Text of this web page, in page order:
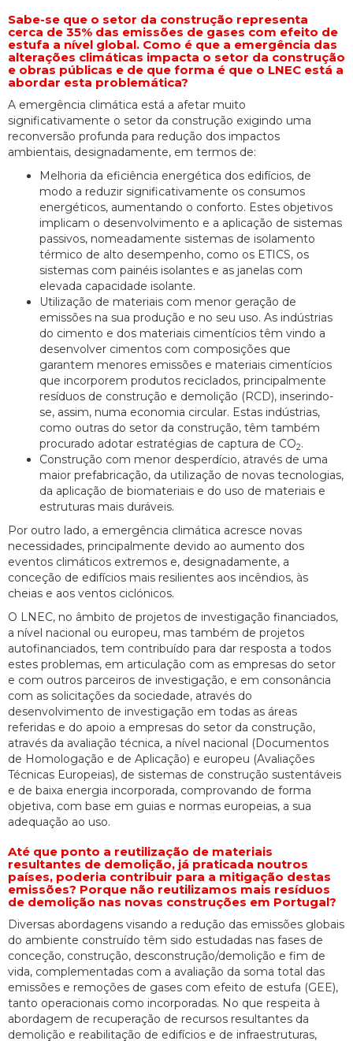
Sabe-se que o setor da construção representa
cerca de 35% das emissões de gases com efeito de
estufa a nível global. Como é que a emergência das
alterações climáticas impacta o setor da construção
e obras públicas e de que forma é que o LNEC está a
abordar esta problemática?
A emergência climática está a afetar muito
significativamente o setor da construção exigindo uma
reconversão profunda para redução dos impactos
ambientais, designadamente, em termos de:
Melhoria da eficiência energética dos edifícios, de
modo a reduzir significativamente os consumos
energéticos, aumentando o conforto. Estes objetivos
implicam o desenvolvimento e a aplicação de sistemas
passivos, nomeadamente sistemas de isolamento
térmico de alto desempenho, como os ETICS, os
sistemas com painéis isolantes e as janelas com
elevada capacidade isolante.
Utilização de materiais com menor geração de
emissões na sua produção e no seu uso. As indústrias
do cimento e dos materiais cimentícios têm vindo a
desenvolver cimentos com composições que
garantem menores emissões e materiais cimentícios
que incorporem produtos reciclados, principalmente
resíduos de construção e demolição (RCD), inserindo-
se, assim, numa economia circular. Estas indústrias,
como outras do setor da construção, têm também
procurado adotar estratégias de captura de CO2.
Construção com menor desperdício, através de uma
maior prefabricação, da utilização de novas tecnologias,
da aplicação de biomateriais e do uso de materiais e
estruturas mais duráveis.
Por outro lado, a emergência climática acresce novas
necessidades, principalmente devido ao aumento dos
eventos climáticos extremos e, designadamente, a
conceção de edifícios mais resilientes aos incêndios, às
cheias e aos ventos ciclónicos.
O LNEC, no âmbito de projetos de investigação financiados,
a nível nacional ou europeu, mas também de projetos
autofinanciados, tem contribuído para dar resposta a todos
estes problemas, em articulação com as empresas do setor
e com outros parceiros de investigação, e em consonância
com as solicitações da sociedade, através do
desenvolvimento de investigação em todas as áreas
referidas e do apoio a empresas do setor da construção,
através da avaliação técnica, a nível nacional (Documentos
de Homologação e de Aplicação) e europeu (Avaliações
Técnicas Europeias), de sistemas de construção sustentáveis
e de baixa energia incorporada, comprovando de forma
objetiva, com base em guias e normas europeias, a sua
adequação ao uso.
Até que ponto a reutilização de materiais
resultantes de demolição, já praticada noutros
países, poderia contribuir para a mitigação destas
emissões? Porque não reutilizamos mais resíduos
de demolição nas novas construções em Portugal?
Diversas abordagens visando a redução das emissões globais
do ambiente construído têm sido estudadas nas fases de
conceção, construção, desconstrução/demolição e fim de
vida, complementadas com a avaliação da soma total das
emissões e remoções de gases com efeito de estufa (GEE),
tanto operacionais como incorporadas. No que respeita à
abordagem de recuperação de recursos resultantes da
demolição e reabilitação de edifícios e de infraestruturas,